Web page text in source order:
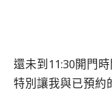
還未到11:30開門
特別讓我與已預約